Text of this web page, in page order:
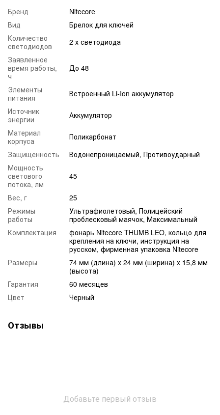
Бренд
Nitecore
Вид
Брелок для ключей
Количество
светодиодов
2 х светодиода
Заявленное
время работы,
ч
До 48
Элементы
питания
Встроенный Li-Ion аккумулятор
Источник
энергии
Аккумулятор
Материал
корпуса
Поликарбонат
Защищенность
Водонепроницаемый, Противоударный
Мощность
светового
потока, лм
45
Вес, г
25
Режимы
работы
Ультрафиолетовый, Полицейский
проблесковый маячок, Максимальный
Комплектация
фонарь Nitecore THUMB LEO, кольцо для
крепления на ключи, инструкция на
русском, фирменная упаковка Nitecore
Размеры
74 мм (длина) х 24 мм (ширина) х 15,8 мм
(высота)
Гарантия
60 месяцев
Цвет
Черный
Отзывы
Добавьте первый отзыв